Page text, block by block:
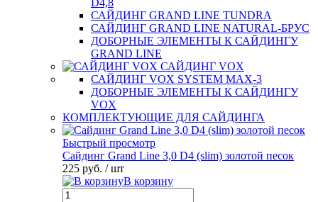
D4,8
САЙДИНГ GRAND LINE TUNDRA
САЙДИНГ GRAND LINE NATURAL-БРУС
ДОБОРНЫЕ ЭЛЕМЕНТЫ К САЙДИНГУ
GRAND LINE
САЙДИНГ VOX
САЙДИНГ VOX SYSTEM MAX-3
ДОБОРНЫЕ ЭЛЕМЕНТЫ К САЙДИНГУ
VOX
КОМПЛЕКТУЮЩИЕ ДЛЯ САЙДИНГА
Быстрый просмотр
Сайдинг Grand Line 3,0 D4 (slim) золотой песок
225 руб. / шт
В корзину